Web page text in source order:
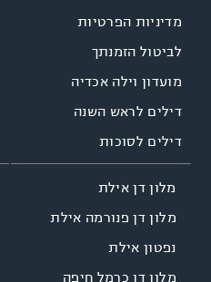
מדיניות הפרטיות
לביטול הזמנתך
מועדון וילה אכדיה
דילים לראש השנה
דילים לסוכות
מלון דן אילת
מלון דן פנורמה אילת
נפטון אילת
מלון דן כרמל חיפה